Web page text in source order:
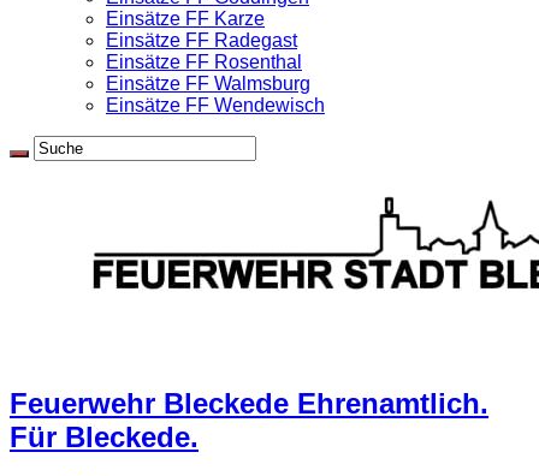
Einsätze FF Karze
Einsätze FF Radegast
Einsätze FF Rosenthal
Einsätze FF Walmsburg
Einsätze FF Wendewisch
Feuerwehr Bleckede Ehrenamtlich.
Für Bleckede.